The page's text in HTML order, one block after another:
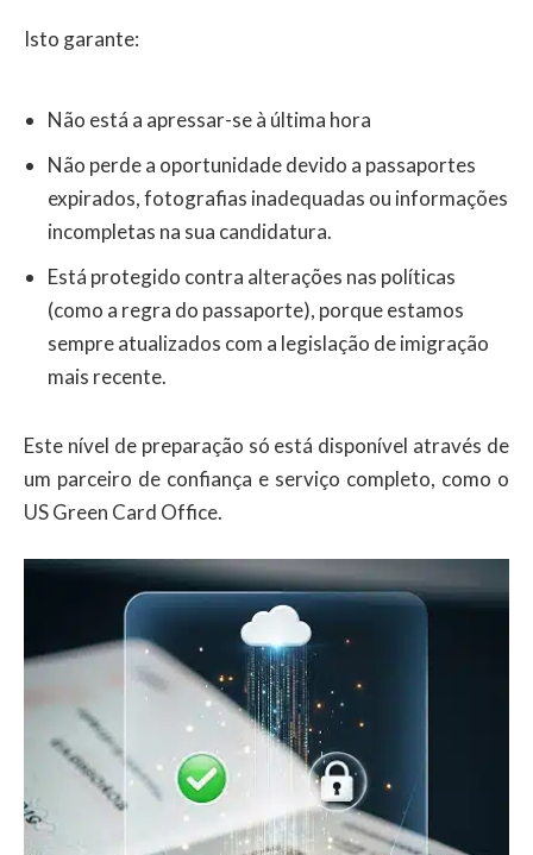
Isto garante:
Não está a apressar-se à última hora
Não perde a oportunidade devido a passaportes
expirados, fotografias inadequadas ou informações
incompletas na sua candidatura.
Está protegido contra alterações nas políticas
(como a regra do passaporte), porque estamos
sempre atualizados com a legislação de imigração
mais recente.
Este nível de preparação só está disponível através de
um parceiro de confiança e serviço completo, como o
US Green Card Office.